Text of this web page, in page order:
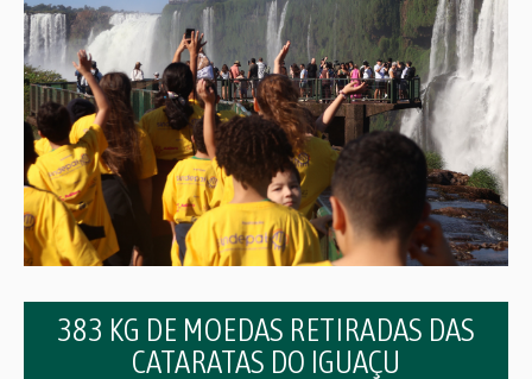
383 KG DE MOEDAS RETIRADAS DAS
CATARATAS DO IGUAÇU